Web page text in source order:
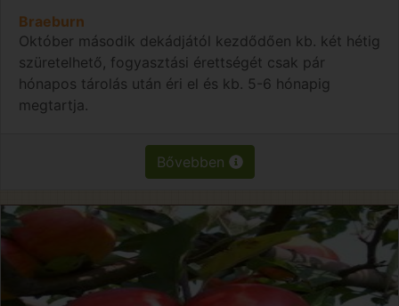
Braeburn
Október második dekádjától kezdődően kb. két hétig
szüretelhető, fogyasztási érettségét csak pár
hónapos tárolás után éri el és kb. 5-6 hónapig
megtartja.
Bővebben